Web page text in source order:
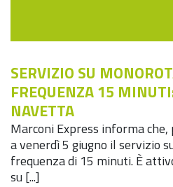
SERVIZIO SU
FREQUENZA 15
NAVETTA
Marconi Express informa
a venerdì 5 giugno il servizio
frequenza di 15 minuti. È
su [...]